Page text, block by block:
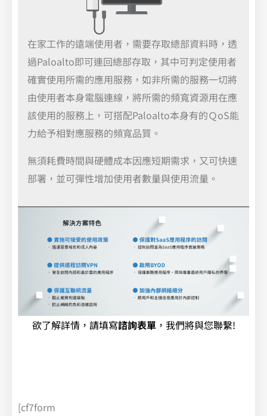
在家工作的遠端使用者，需要存取總部資料時，透
過Paloalto即可連回總部存取，其中可判定使用者
確實使用所需的應用服務，如非所需的服務一切將
由使用者本身電腦連線，將所需的頻寬資源用在應
該使用的服務上，可搭配Paloalto本身有的ＱoS能
力給予相對應服務的頻寬品質。
無須耗費時間與硬體成本因應短期需求，又可快速
部署，並可彈性增加使用者數量與使用流量。
欲了解詳情，請填寫諮詢表單，我們將與您聯繫!
[cf7form